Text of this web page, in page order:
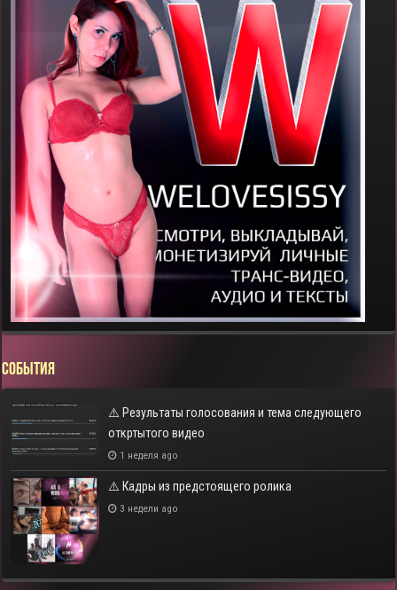
СОБЫТИЯ
⚠️ Результаты голосования и тема следующего
откртытого видео
1 неделя ago
⚠️ Кадры из предстоящего ролика
3 недели ago